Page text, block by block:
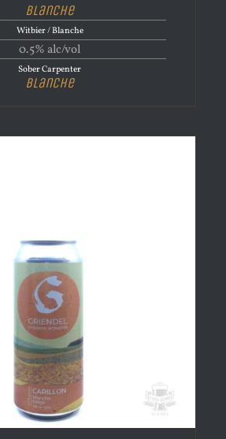
Blanche
Witbier / Blanche
0.5% alc/vol
Sober Carpenter
Blanche